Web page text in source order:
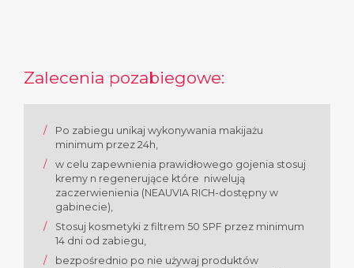
Zalecenia pozabiegowe:
Po zabiegu unikaj wykonywania makijażu
minimum przez 24h,
w celu zapewnienia prawidłowego gojenia stosuj
kremy n regenerujące które niwelują
zaczerwienienia (NEAUVIA RICH-dostępny w
gabinecie),
Stosuj kosmetyki z filtrem 50 SPF przez minimum
14 dni od zabiegu,
bezpośrednio po nie używaj produktów